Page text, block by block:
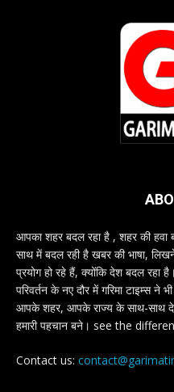
आपका शहर बदल रहा है , शहर की
साथ में बदल रही है खबर की भाषा,
प्रयोग हो रहे हैं, क्योंकि देश बदल रहा
परिवर्तन के नए दौर में गरिमा टाइम्स
आपके शहर, आपके राज्य के साथ-साथ
हमारी पहचान बने। see the
Contact us: